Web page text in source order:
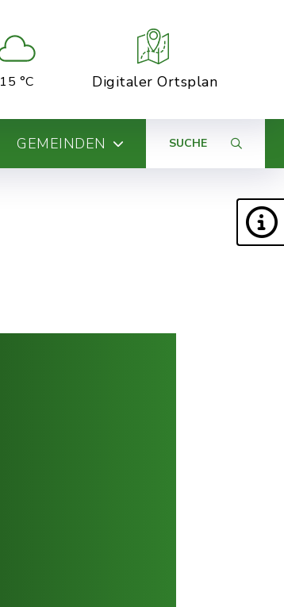
15 °C Digitaler Ortsplan
GEMEINDEN SUCHE